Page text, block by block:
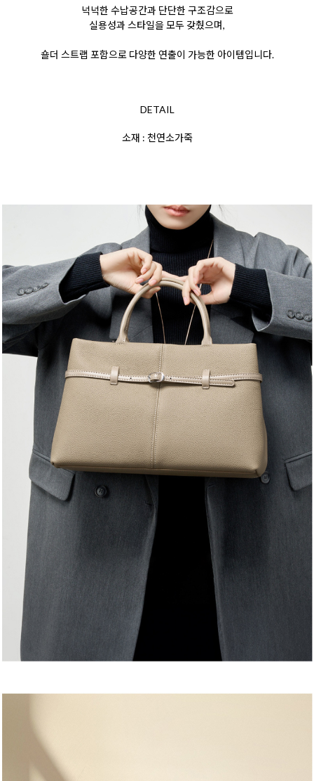
넉넉한 수납공간과 단단한 구조감으로
실용성과 스타일을 모두 갖췄으며,
숄더 스트랩 포함으로 다양한 연출이 가능한 아이템입니다.
DETAIL
소재 : 천연소가죽